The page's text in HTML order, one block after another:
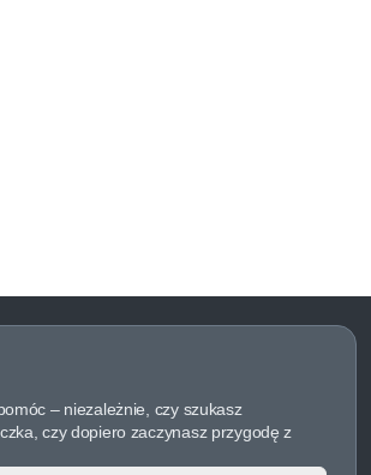
– niezależnie, czy szukasz
czy dopiero zaczynasz przygodę z